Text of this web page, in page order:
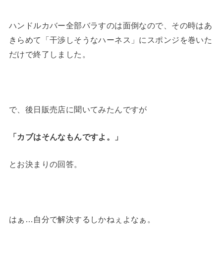
ハンドルカバー全部バラすのは面倒なので、その時はあ
きらめて「干渉しそうなハーネス」にスポンジを巻いた
だけで終了しました。
で、後日販売店に聞いてみたんですが
「カブはそんなもんですよ。」
とお決まりの回答。
はぁ…自分で解決するしかねぇよなぁ。